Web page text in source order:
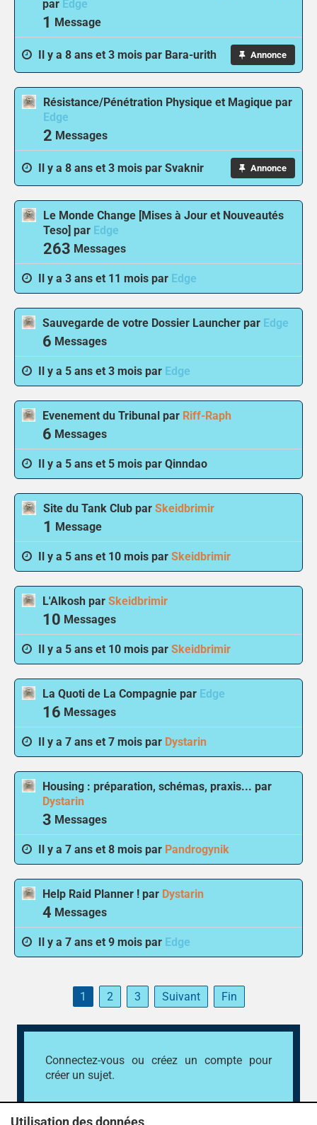
par Edge
1 Message
Il y a 8 ans et 3 mois par Bara-urith Annonce
Résistance/Pénétration Physique et Magique par
Edge
2 Messages
Il y a 8 ans et 3 mois par Svaknir Annonce
Le Monde Change [Mises à Jour et Nouveautés
Teso] par Edge
263 Messages
Il y a 3 ans et 11 mois par Edge
Sauvegarde de votre Dossier Launcherpar Edge
6 Messages
Il y a 5 ans et 3 mois par Edge
Evenement du Tribunalpar Riff-Raph
6 Messages
Il y a 5 ans et 5 mois par Qinndao
Site du Tank Club par Skeidbrimir
1 Message
Il y a 5 ans et 10 mois par Skeidbrimir
L'Alkoshpar Skeidbrimir
10 Messages
Il y a 5 ans et 10 mois par Skeidbrimir
La Quoti de La Compagniepar Edge
16 Messages
Il y a 7 ans et 7 mois par Dystarin
Housing : préparation, schémas, praxis... par
Dystarin
3 Messages
Il y a 7 ans et 8 mois par Pandrogynik
Help Raid Planner !par Dystarin
4 Messages
Il y a 7 ans et 9 mois par Edge
1 2 3 Suivant Fin
Connectez-vous oucréez un comptepour
créer un sujet.
Utilisation des données